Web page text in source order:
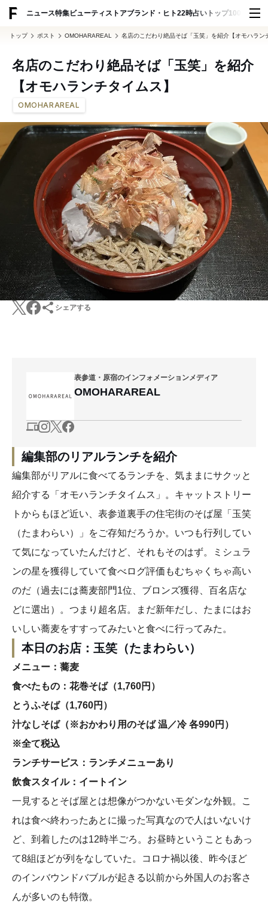
ニュース特集ビューティ ストアブランド・ヒト22時占い トップ100 スナッ
トップ ポスト OMOHARAREAL 名店のこだわり絶品そば「玉笑」を紹介【オモハラン
名店のこだわり絶品そば「玉笑」を紹介
【オモハランチタイムス】
OMOHARAREAL
シェアする
表参道・原宿のインフォメーションメディア
OMOHARAREAL
編集部のリアルランチを紹介
編集部がリアルに食べてるランチを、気ままにサクッと
紹介する「オモハランチタイムス」。キャットストリー
トからもほど近い、表参道裏手の住宅街のそば屋「玉笑
（たまわらい）」をご存知だろうか。いつも行列してい
て気になっていたんだけど、それもそのはず。ミシュラ
ンの星を獲得していて食べログ評価もむちゃくちゃ高い
のだ（過去には蕎麦部門1位、ブロンズ獲得、百名店な
どに選出）。つまり超名店。まだ新年だし、たまにはお
いしい蕎麦をすすってみたいと食べに行ってみた。
本日のお店：玉笑（たまわらい）
メニュー：蕎麦
食べたもの：花巻そば（1,760円）
とうふそば（1,760円）
汁なしそば（※おかわり用のそば 温／冷 各990円）
※全て税込
ランチサービス：ランチメニューあり
飲食スタイル：イートイン
一見するとそば屋とは想像がつかないモダンな外観。こ
れは食べ終わったあとに撮った写真なので人はいないけ
ど、到着したのは12時半ごろ。お昼時ということもあっ
て8組ほどが列をなしていた。コロナ禍以後、昨今ほど
のインバウンドバブルが起きる以前から外国人のお客さ
んが多いのも特徴。